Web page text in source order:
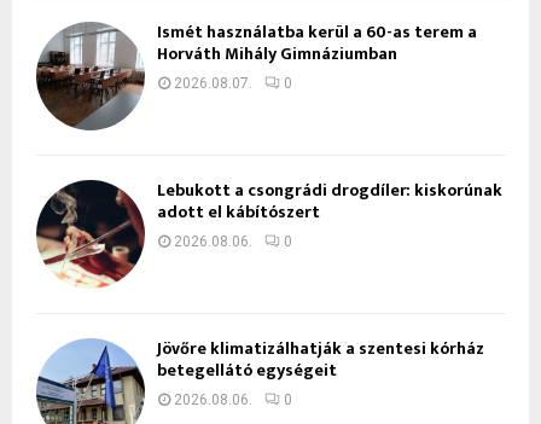
Ismét használatba kerül a 60-as terem a
Horváth Mihály Gimnáziumban
2026.08.07. 0
Lebukott a csongrádi drogdíler: kiskorúnak
adott el kábítószert
2026.08.06. 0
Jövőre klimatizálhatják a szentesi kórház
betegellátó egységeit
2026.08.06. 0